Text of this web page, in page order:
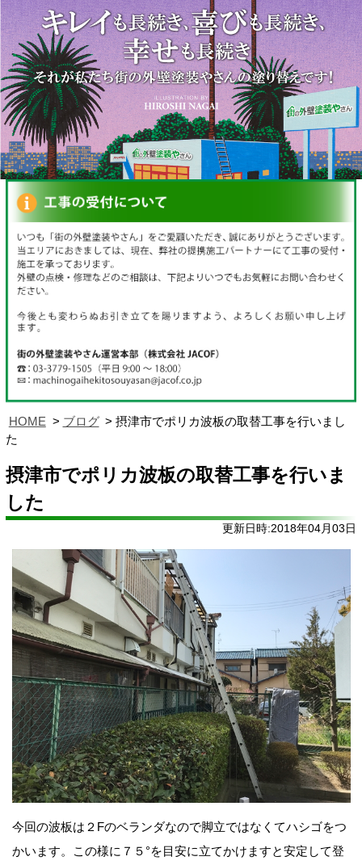
HOME ブログ
摂津市でポリカ波板の取替工事を行いまし
た
摂津市でポリカ波板の取替工事を行いま
した
更新日時:2018年04月03日
今回の波板は２Fのベランダなので脚立ではなくてハシゴをつ
かいます。この様に７５°を目安に立てかけますと安定して登